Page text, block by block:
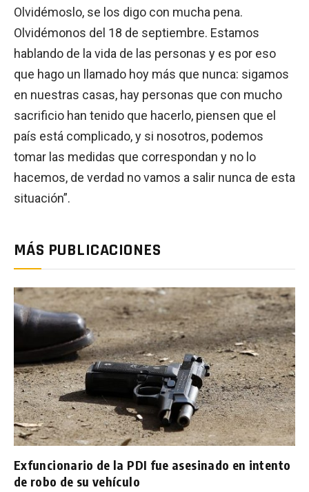
Olvidémoslo, se los digo con mucha pena.
Olvidémonos del 18 de septiembre. Estamos
hablando de la vida de las personas y es por eso
que hago un llamado hoy más que nunca: sigamos
en nuestras casas, hay personas que con mucho
sacrificio han tenido que hacerlo, piensen que el
país está complicado, y si nosotros, podemos
tomar las medidas que correspondan y no lo
hacemos, de verdad no vamos a salir nunca de esta
situación”.
MÁS PUBLICACIONES
Exfuncionario de la PDI fue asesinado en intento
de robo de su vehículo